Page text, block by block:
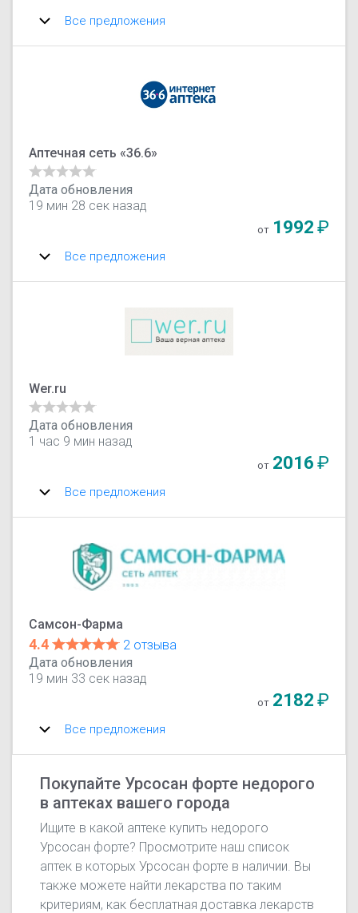
Все предложения
Аптечная сеть «36.6»
Дата обновления
19 мин 28 сек назад
от 1992₽
Все предложения
Wer.ru
Дата обновления
1 час 9 мин назад
от 2016₽
Все предложения
Самсон-Фарма
4.4
2 отзыва
Дата обновления
19 мин 33 сек назад
от 2182₽
Все предложения
Покупайте Урсосан форте недорого
в аптеках вашего города
Ищите в какой аптеке купить недорого
Урсосан форте? Просмотрите наш список
аптек в которых Урсосан форте в наличии. Вы
также можете найти лекарства по таким
критериям, как бесплатная доставка лекарств